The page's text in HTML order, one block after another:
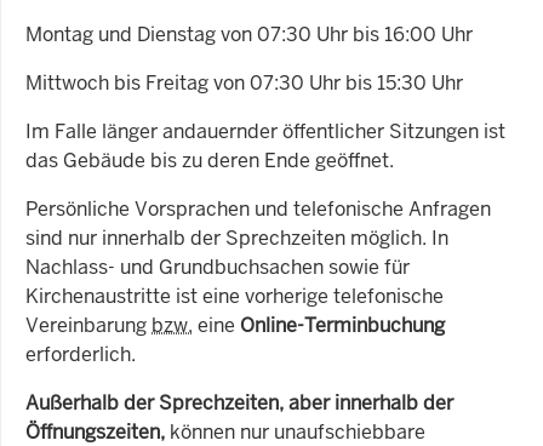
Montag und Dienstag von 07:30 Uhr bis 16:00 Uhr
Mittwoch bis Freitag von 07:30 Uhr bis 15:30 Uhr
Im Falle länger andauernder öffentlicher Sitzungen ist
das Gebäude bis zu deren Ende geöffnet.
Persönliche Vorsprachen und telefonische Anfragen
sind nur innerhalb der Sprechzeiten möglich. In
Nachlass- und Grundbuchsachen sowie für
Kirchenaustritte ist eine vorherige telefonische
Vereinbarung bzw. eine Online-Terminbuchung
erforderlich.
Außerhalb der Sprechzeiten, aber innerhalb der
Öffnungszeiten, können nur unaufschiebbare